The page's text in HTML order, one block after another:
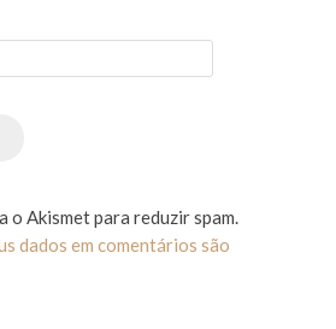
o Akismet para reduzir spam.
dados em comentários são